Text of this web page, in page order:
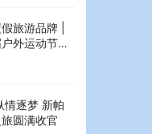
旅游品牌 |
外运动节暨
红叶节启幕
梦 新帕
圆满收官